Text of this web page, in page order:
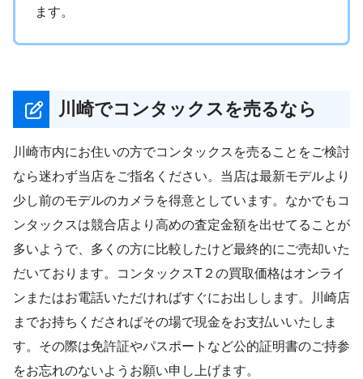
ます。
川崎でコンタックスを売るなら
川崎市内にお住いの方でコンタックスを売ることをご検討
なら迷わず当店をご指名ください。当店は最新モデルより
少し前のモデルのカメラを得意としています。なかでもコ
ンタックスは競合店より高めの査定金額を出せてることが
多いようで、多くの方に比較したけど最終的にご売却いた
だいております。コンタックスT２の買取価格はオンライ
ンまたはお電話いただければすぐにお出しします。川崎店
までお持ちくださればその場で現金をお支払いいたしま
す。その際は免許証やパスポートなど公的証明書のご持参
をお忘れのないようお願い申し上げます。